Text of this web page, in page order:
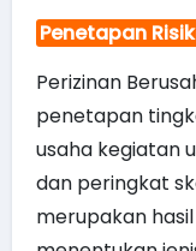
Penetapan
Perizinan
penetapan
usaha kegiatan
dan peringkat
merupakan hasil